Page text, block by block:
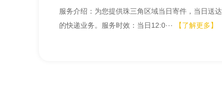
服务介绍：为您提供珠三角区域当日寄件，当日送达
的快递业务。服务时效：当日12:0···
【了解更多】